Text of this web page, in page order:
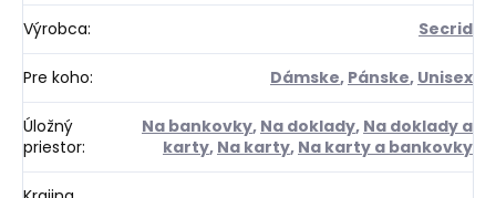
Výrobca: Secrid
Pre koho: Dámske, Pánske, Unisex
Úložný
priestor:
Na bankovky, Na doklady, Na doklady a
karty, Na karty, Na karty a bankovky